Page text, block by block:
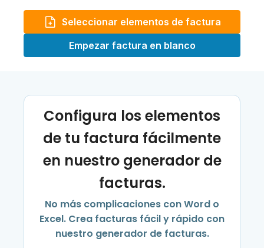
Seleccionar elementos de factura
Empezar factura en blanco
Configura los elementos
de tu factura fácilmente
en nuestro generador de
facturas.
No más complicaciones con Word o
Excel. Crea facturas fácil y rápido con
nuestro generador de facturas.